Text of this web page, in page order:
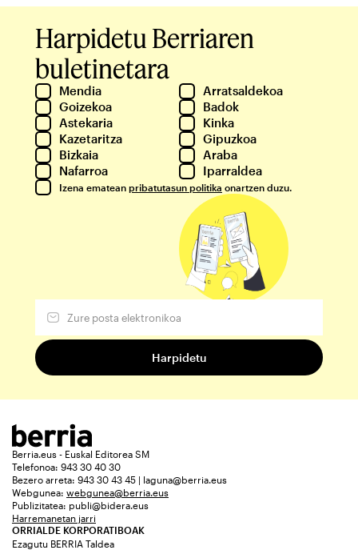
Harpidetu Berriaren
buletinetara
Mendia
Arratsaldekoa
Goizekoa
Badok
Astekaria
Kinka
Kazetaritza
Gipuzkoa
Bizkaia
Araba
Nafarroa
Iparraldea
Izena ematean pribatutasun politika onartzen duzu.
Berria.eus - Euskal Editorea SM
Telefonoa: 943 30 40 30
Bezero arreta: 943 30 43 45 | laguna@berria.eus
Webgunea: webgunea@berria.eus
Publizitatea: publi@bidera.eus
Harremanetan jarri
ORRIALDE KORPORATIBOAK
Ezagutu BERRIA Taldea